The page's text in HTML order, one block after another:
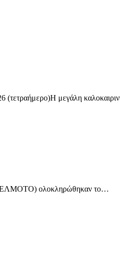
(τετραήμερο)Η μεγάλη
(ΕΛΜΟΤΟ) ολοκληρώθηκαν το…